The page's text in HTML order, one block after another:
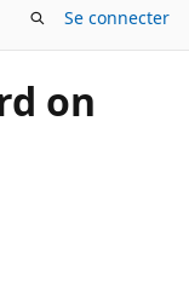
Se connecter
on